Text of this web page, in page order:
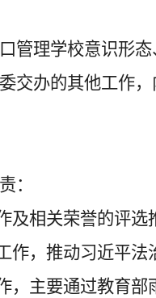
管理学校意识形
交办的其他工作
：
相关荣誉的评选
，推动习近平法
主要通过教育部